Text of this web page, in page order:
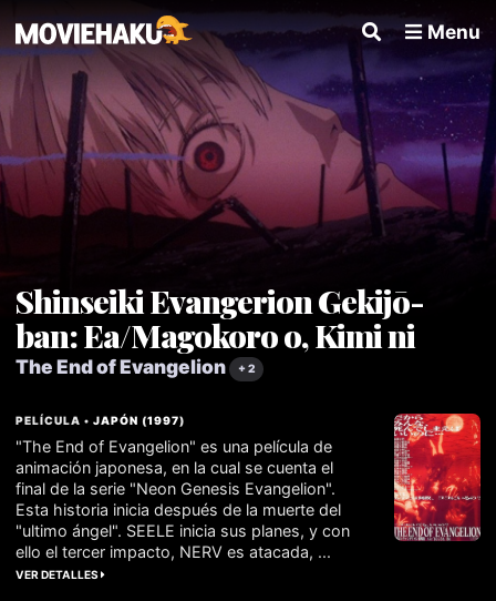
Menu
Shinseiki Evangerion Gekijō-
ban: Ea/Magokoro o, Kimi ni
The End of Evangelion + 2
PELÍCULA •JAPÓN (1997)
"The End of Evangelion" es una película de
animación japonesa, en la cual se cuenta el
final de la serie "Neon Genesis Evangelion".
Esta historia inicia después de la muerte del
"ultimo ángel". SEELE inicia sus planes, y con
ello el tercer impacto, NERV es atacada, ...
VER DETALLES